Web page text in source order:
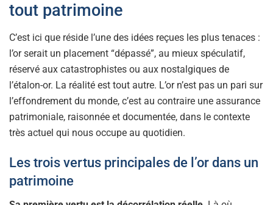
tout patrimoine
C’est ici que réside l’une des idées reçues les plus tenaces :
l’or serait un placement “dépassé”, au mieux spéculatif,
réservé aux catastrophistes ou aux nostalgiques de
l’étalon-or. La réalité est tout autre. L’or n’est pas un pari sur
l’effondrement du monde, c’est au contraire une assurance
patrimoniale, raisonnée et documentée, dans le contexte
très actuel qui nous occupe au quotidien.
Les trois vertus principales de l’or dans un
patrimoine